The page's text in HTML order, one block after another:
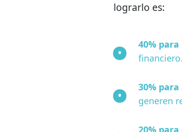
lograrlo es:
40%
financiero.
30%
generen